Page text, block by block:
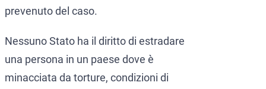
prevenuto del caso.
Nessuno Stato ha il diritto di estradare
una persona in un paese dove è
minacciata da torture, condizioni di